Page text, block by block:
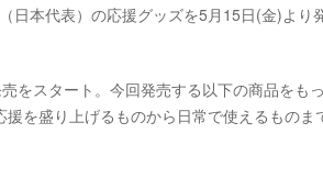
日本代表）の応援グッズを5月15日(金)より
スタート。今回発売する以下の商品をもっ
を盛り上げるものから日常で使えるものま